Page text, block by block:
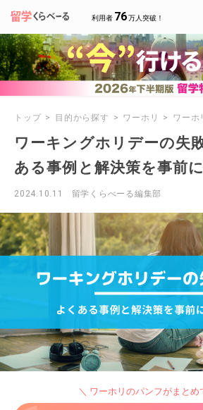
利用者 76万人突破！
トップ 目的から探す ワーホリ ワーホ
ワーキングホリデーの失
ある事例と解決策を事前
2024.10.11 留学くらべーる編集部
＼ ワーホリのパンフがまとめ